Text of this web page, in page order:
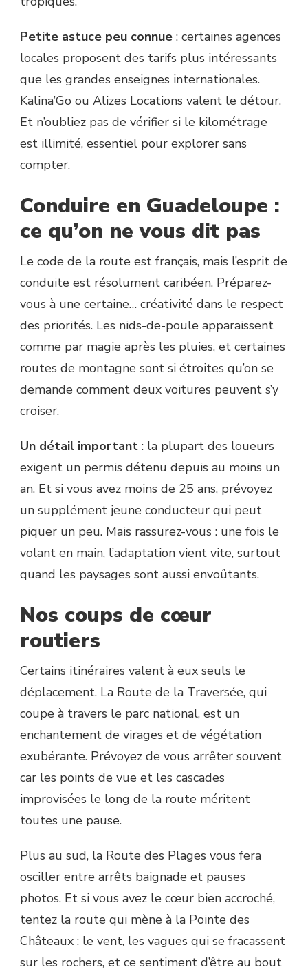
Petite astuce peu connue : certaines agences
locales proposent des tarifs plus intéressants
que les grandes enseignes internationales.
Kalina’Go ou Alizes Locations valent le détour.
Et n’oubliez pas de vérifier si le kilométrage
est illimité, essentiel pour explorer sans
compter.
Conduire en Guadeloupe :
ce qu’on ne vous dit pas
Le code de la route est français, mais l’esprit de
conduite est résolument caribéen. Préparez-
vous à une certaine… créativité dans le respect
des priorités. Les nids-de-poule apparaissent
comme par magie après les pluies, et certaines
routes de montagne sont si étroites qu’on se
demande comment deux voitures peuvent s’y
croiser.
Un détail important : la plupart des loueurs
exigent un permis détenu depuis au moins un
an. Et si vous avez moins de 25 ans, prévoyez
un supplément jeune conducteur qui peut
piquer un peu. Mais rassurez-vous : une fois le
volant en main, l’adaptation vient vite, surtout
quand les paysages sont aussi envoûtants.
Nos coups de cœur
routiers
Certains itinéraires valent à eux seuls le
déplacement. La Route de la Traversée, qui
coupe à travers le parc national, est un
enchantement de virages et de végétation
exubérante. Prévoyez de vous arrêter souvent
car les points de vue et les cascades
improvisées le long de la route méritent
toutes une pause.
Plus au sud, la Route des Plages vous fera
osciller entre arrêts baignade et pauses
photos. Et si vous avez le cœur bien accroché,
tentez la route qui mène à la Pointe des
Châteaux : le vent, les vagues qui se fracassent
sur les rochers, et ce sentiment d’être au bout